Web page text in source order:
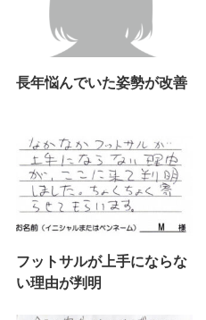
長年悩んでいた姿勢が改善
フットサルが上手にならな
い理由が判明